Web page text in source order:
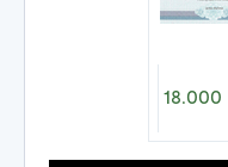
18.000